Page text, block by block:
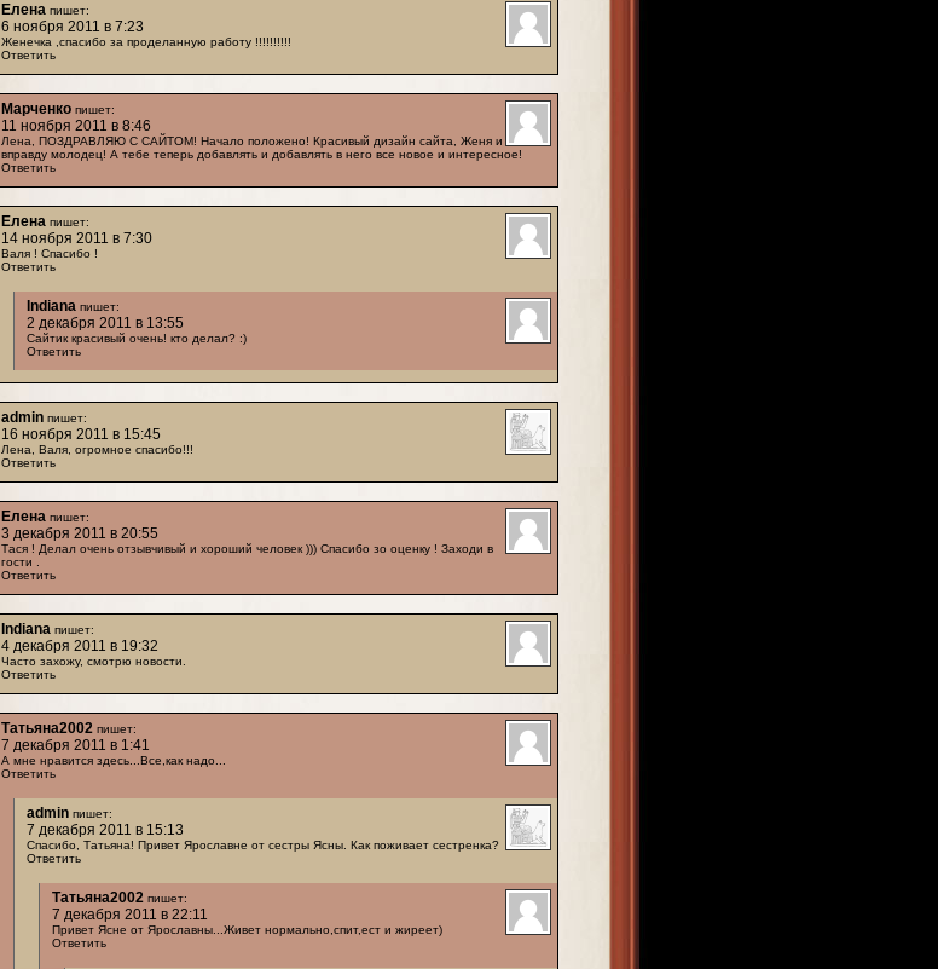
Елена пишет:
6 ноября 2011 в 7:23
Женечка ,спасибо за проделанную работу !!!!!!!!!!
Ответить
Марченко пишет:
11 ноября 2011 в 8:46
Лена, ПОЗДРАВЛЯЮ С САЙТОМ! Начало положено! Красивый дизайн сайта, Женя и
вправду молодец! А тебе теперь добавлять и добавлять в него все новое и интересное!
Ответить
Елена пишет:
14 ноября 2011 в 7:30
Валя ! Спасибо !
Ответить
Indiana пишет:
2 декабря 2011 в 13:55
Сайтик красивый очень! кто делал? :)
Ответить
admin пишет:
16 ноября 2011 в 15:45
Лена, Валя, огромное спасибо!!!
Ответить
Елена пишет:
3 декабря 2011 в 20:55
Тася ! Делал очень отзывчивый и хороший человек ))) Спасибо зо оценку ! Заходи в
гости .
Ответить
Indiana пишет:
4 декабря 2011 в 19:32
Часто захожу, смотрю новости.
Ответить
Татьяна2002 пишет:
7 декабря 2011 в 1:41
А мне нравится здесь...Все,как надо...
Ответить
admin пишет:
7 декабря 2011 в 15:13
Спасибо, Татьяна! Привет Ярославне от сестры Ясны. Как поживает сестренка?
Ответить
Татьяна2002 пишет:
7 декабря 2011 в 22:11
Привет Ясне от Ярославны...Живет нормально,спит,ест и жиреет)
Ответить